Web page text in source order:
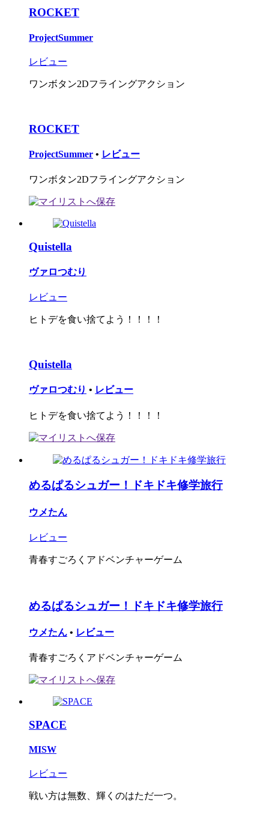
ROCKET
ProjectSummer
レビュー
ワンボタン2Dフライングアクション
ROCKET
ProjectSummer • レビュー
ワンボタン2Dフライングアクション
Quistella
ヴァロつむり
レビュー
ヒトデを食い捨てよう！！！！
Quistella
ヴァロつむり • レビュー
ヒトデを食い捨てよう！！！！
めるぱるシュガー！ドキドキ修学旅行
ウメたん
レビュー
青春すごろくアドベンチャーゲーム
めるぱるシュガー！ドキドキ修学旅行
ウメたん • レビュー
青春すごろくアドベンチャーゲーム
SPACE
MISW
レビュー
戦い方は無数、輝くのはただ一つ。